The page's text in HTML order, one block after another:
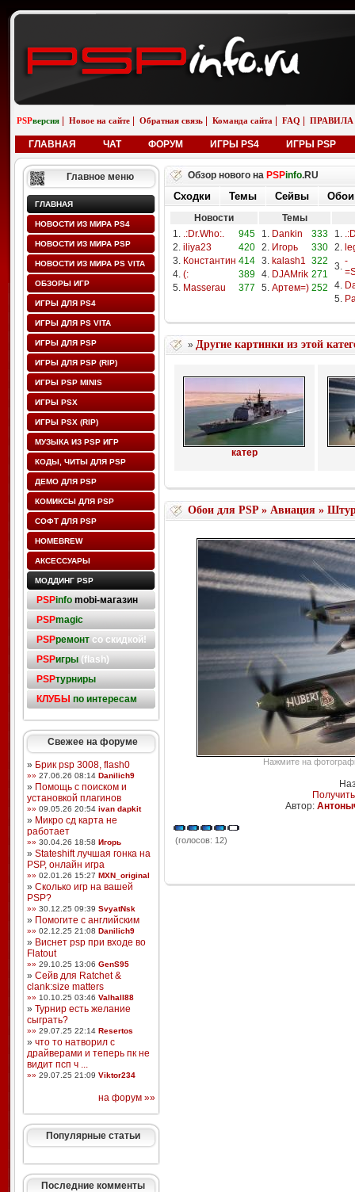
PSPверсия Новое на сайте Обратная связь Команда сайта FAQ ПРАВИЛА
ГЛАВНАЯ ЧАТ ФОРУМ ИГРЫ PS4 ИГРЫ PSP
Главное меню
ГЛАВНАЯ
НОВОСТИ ИЗ МИРА PS4
НОВОСТИ ИЗ МИРА PSP
НОВОСТИ ИЗ МИРА PS VITA
ОБЗОРЫ ИГР
ИГРЫ ДЛЯ PS4
ИГРЫ ДЛЯ PS VITA
ИГРЫ ДЛЯ PSP
ИГРЫ ДЛЯ PSP (RIP)
ИГРЫ PSP MINIS
ИГРЫ PSX
ИГРЫ PSX (RIP)
МУЗЫКА ИЗ PSP ИГР
КОДЫ, ЧИТЫ ДЛЯ PSP
ДЕМО ДЛЯ PSP
КОМИКСЫ ДЛЯ PSP
СОФТ ДЛЯ PSP
HOMEBREW
АКСЕССУАРЫ
МОДДИНГ PSP
PSPinfo mobi-магазин
PSPmagic
PSPремонтсо скидкой!
PSPигры(flash)
PSPтурниры
КЛУБЫ по интересам
Свежее на форуме
» Брик psp 3008, flash0
»» 27.06.26 08:14 Danilich9
» Помощь с поиском и
установкой плагинов
»» 09.05.26 20:54 ivan dapkit
» Микро сд карта не
работает
»» 30.04.26 18:58 Игорь
» Stateshift лучшая гонка на
PSP, онлайн игра
»» 02.01.26 15:27 MXN_original
» Сколько игр на вашей
PSP?
»» 30.12.25 09:39 SvyatNsk
» Помогите с английским
»» 02.12.25 21:08 Danilich9
» Виснет psp при входе во
Flatout
»» 29.10.25 13:06 GenS95
» Сейв для Ratchet &
clank:size matters
»» 10.10.25 03:46 Valhall88
» Турнир есть желание
сыграть?
»» 29.07.25 22:14 Resertos
» что то натворил с
драйверами и теперь пк не
видит псп ч ...
»» 29.07.25 21:09 Viktor234
на форум »»
Популярные статьи
Последние комменты
Обзор нового на PSPinfo.RU
Сходки Темы Сейвы Обои
Новости
Темы
1. .:Dr.Who:.
945
2. iliya23
420
3. Константин 414
4. (:
389
5. Masserau 377
1. Dankin
333
2. Игорь
330
3. kalash1 322
4. DJAMrik 271
5. Артем=) 252
1.
2.
3. -
4.
5.
» Другие картинки из этой
катер
Обои для PSP» Авиация»
Нажмите на
Автор:
(голосов: 12)